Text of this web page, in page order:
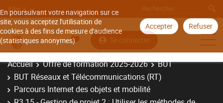
En poursuivant votre navigation sur ce
site, vous acceptez l'utilisation de
cookies à des fins de mesure d'audience
(statistiques anonymes).
Accepter Refuser
Aller à
Se connecter
Accueil Offre de formation 2025-2026
BUT
BUT Réseaux et Télécommunications (RT)
Parcours Internet des objets et mobilité